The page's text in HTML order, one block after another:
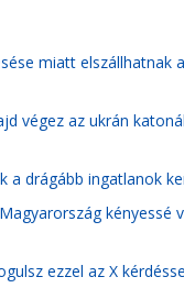
miatt elszállhatnak
végez az ukrán
a drágább ingatlanok
kényessé
ezzel az X